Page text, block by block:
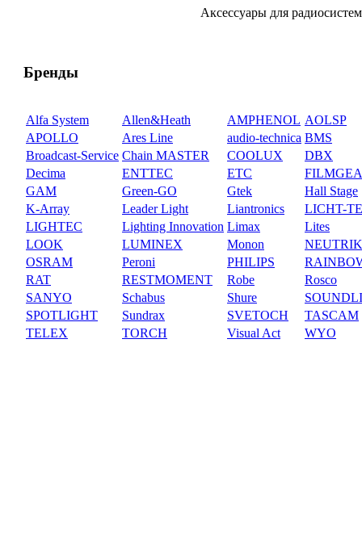
Аксессуары для радиосистем
Бренды
Alfa System Allen&Heath AMPHENOL AOLSP
APOLLO
Ares Line audio-technica BMS
Broadcast-Service Chain MASTER COOLUX
DBX
Decima
ENTTEC ETC
GAM
Green-GO Gtek
Hall Stage
K-Array
Leader Light Liantronics
LICHT-
LIGHTEC
Lighting Innovation Limax
Lites
LOOK
LUMINEX Monon
NEUTRIK
OSRAM
Peroni PHILIPS
RAT
RESTMOMENT Robe
Rosco
SANYO
Schabus Shure
SPOTLIGHT
Sundrax SVETOCH
TASCAM
TELEX
TORCH Visual Act WYO